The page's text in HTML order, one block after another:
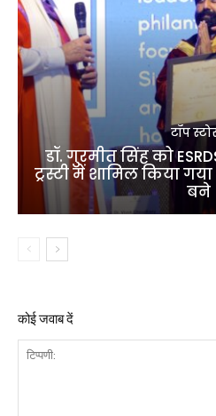
टॉप
डॉ. गुरमीत सिंह को
ट्रस्टी में शामिल किया
बने
कोई जवाब दें